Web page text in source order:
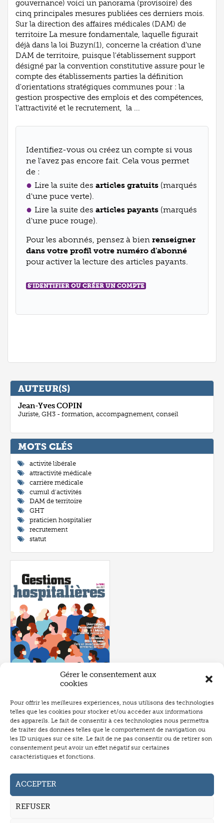
Gérer le consentement aux
cookies
Pour offrir les meilleures expériences, nous utilisons des technologies
telles que les cookies pour stocker et/ou accéder aux informations
des appareils. Le fait de consentir à ces technologies nous permettra
de traiter des données telles que le comportement de navigation ou
les ID uniques sur ce site. Le fait de ne pas consentir ou de retirer son
consentement peut avoir un effet négatif sur certaines
caractéristiques et fonctions.
ACCEPTER
REFUSER
gouvernance) voici un panorama (provisoire) des
cinq principales mesures publiées ces derniers mois.
Sur la direction des affaires médicales (DAM) de
territoire La mesure fondamentale, laquelle figurait
déjà dans la loi Buzyn(1), concerne la création d’une
DAM de territoire, puisque l'établissement support
désigné par la convention constitutive assure pour le
compte des établissements parties la définition
d'orientations stratégiques communes pour : la
gestion prospective des emplois et des compétences,
l'attractivité et le recrutement, la ...
Identifiez-vous ou créez un compte si vous
ne l'avez pas encore fait. Cela vous permet
de :
Lire la suite des articles gratuits (marqués
d'une puce verte).
Lire la suite des articles payants (marqués
d'une puce rouge).
Pour les abonnés, pensez à bien renseigner
dans votre profil votre numéro d'abonné
pour activer la lecture des articles payants.
S'IDENTIFIER OU CRÉER UN COMPTE
AUTEUR(S)
Jean-YvesCOPIN
Juriste, GH3 - formation, accompagnement, conseil
MOTS CLÉ
activité libérale
attractivité médicale
carrière médicale
cumul d'activités
DAM de territoire
GHT
praticien hospitalier
recrutement
statut
Numéro 606- mai 2021
P.280
Annonceurs
Auteurs